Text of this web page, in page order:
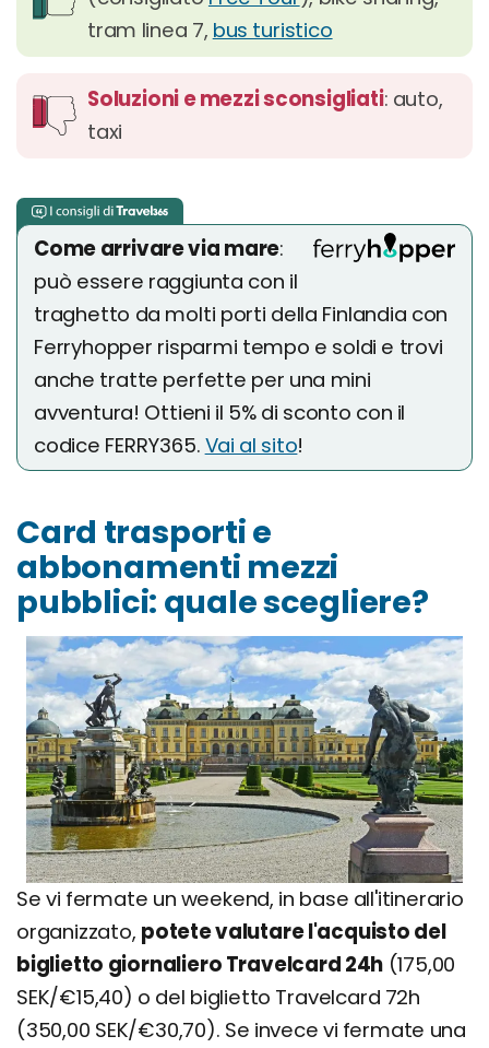
tram linea 7, bus turistico
Soluzioni e mezzi sconsigliati: auto,
taxi
Come arrivare via mare:
può essere raggiunta con il
traghetto da molti porti della Finlandia con
Ferryhopper risparmi tempo e soldi e trovi
anche tratte perfette per una mini
avventura! Ottieni il 5% di sconto con il
codice FERRY365. Vai al sito!
Card trasporti e
abbonamenti mezzi
pubblici: quale scegliere?
Se vi fermate un weekend, in base all'itinerario
organizzato, potete valutare l'acquisto del
biglietto giornaliero Travelcard 24h (175,00
SEK/€15,40) o del biglietto Travelcard 72h
(350,00 SEK/€30,70). Se invece vi fermate una